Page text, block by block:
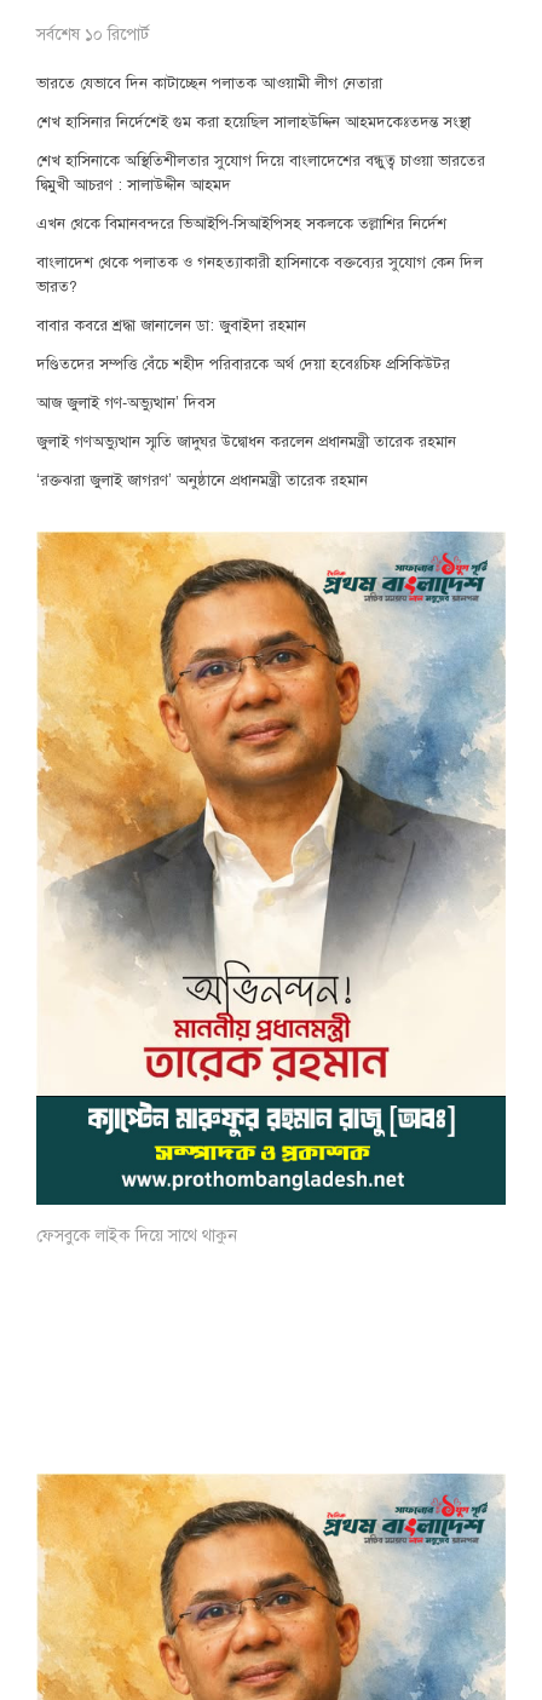
সর্বশেষ ১০ রিপোর্ট
ভারতে যেভাবে দিন কাটাচ্ছেন পলাতক আওয়ামী লীগ নেতারা
শেখ হাসিনার নির্দেশেই গুম করা হয়েছিল সালাহউদ্দিন আহমদকেঃতদন্ত সংস্থা
শেখ হাসিনাকে অস্থিতিশীলতার সুযোগ দিয়ে বাংলাদেশের বন্ধুত্ব চাওয়া ভারতের
দ্বিমুখী আচরণ : সালাউদ্দীন আহমদ
এখন থেকে বিমানবন্দরে ভিআইপি-সিআইপিসহ সকলকে তল্লাশির নির্দেশ
বাংলাদেশ থেকে পলাতক ও গনহত্যাকারী হাসিনাকে বক্তব্যের সুযোগ কেন দিল
ভারত?
বাবার কবরে শ্রদ্ধা জানালেন ডা: জুবাইদা রহমান
দণ্ডিতদের সম্পত্তি বেঁচে শহীদ পরিবারকে অর্থ দেয়া হবেঃচিফ প্রসিকিউটর
আজ জুলাই গণ-অভ্যুত্থান’ দিবস
জুলাই গণঅভ্যুত্থান স্মৃতি জাদুঘর উদ্বোধন করলেন প্রধানমন্ত্রী তারেক রহমান
‘রক্তঝরা জুলাই জাগরণ’ অনুষ্ঠানে প্রধানমন্ত্রী তারেক রহমান
ফেসবুকে লাইক দিয়ে সাথে থাকুন